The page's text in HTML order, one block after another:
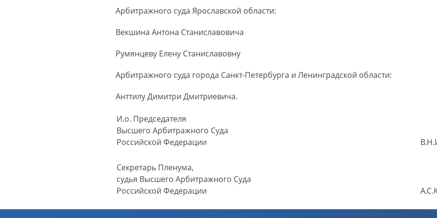
Арбитражного суда Ярославской области:
Векшина Антона Станиславовича
Румянцеву Елену Станиславовну
Арбитражного суда города Санкт-Петербурга и Ленинградской области:
Анттилу Димитри Дмитриевича.
И.о. Председателя
Высшего Арбитражного Суда
Российской Федерации
Секретарь Пленума,
судья Высшего Арбитражного Суда
Российской Федерации